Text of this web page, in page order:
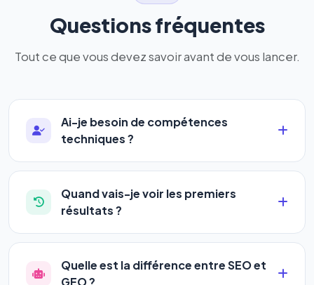
Questions fréquentes
Tout ce que vous devez savoir avant de vous lancer.
Ai-je besoin de compétences
techniques ?
Absolument pas. Notre logiciel a été conçu pour
être accessible àtous les profils: artisans,
commerçants, auto-entrepreneurs, PME ou
complexe — vous renseignez l'adresse de votre
site, décrivez votre activité, et le logiciel gère tout
en automatique 24h/24.
Quand vais-je voir les premiers
résultats ?
La plupart de nos utilisateurs observent une
amélioration de leur positionnement en4 à 6
semaines. Le référencement est un marathon, pas
Quelle est la différence entre SEO et